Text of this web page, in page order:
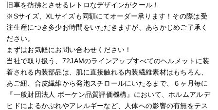
旧車を彷彿とさせるレトロなデザインがクール！
※Sサイズ、XLサイズも同額にてオーダー承ります！その際は受
注生産につき多少お時間をいただきますが、あらかじめご了承く
ださい。
まずはお気軽にお問い合わせください！
当社で取り扱う、72JAMのラインアップすべてのヘルメットに装
着される内装部品は、肌に直接触れる内装繊維素材はもちろん、
あご紐、合皮繊維から発泡スチロールにいたるまで、６ヶ月毎に
『一般財団法人 ボーケン品質評価機構』において、ホルムアルデ
ヒドによるかぶれやアレルギーなど、人体への影響の有無をテス